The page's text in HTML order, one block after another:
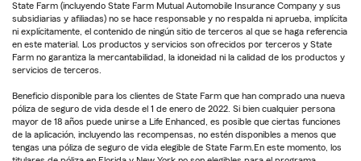
State Farm (incluyendo State Farm Mutual Automobile Insurance Company y sus
subsidiarias y afiliadas) no se hace responsable y no respalda ni aprueba, implícita
ni explícitamente, el contenido de ningún sitio de terceros al que se haga referencia
en este material. Los productos y servicios son ofrecidos por terceros y State
Farm no garantiza la mercantabilidad, la idoneidad ni la calidad de los productos y
servicios de terceros.
Beneficio disponible para los clientes de State Farm que han comprado una nueva
póliza de seguro de vida desde el 1 de enero de 2022. Si bien cualquier persona
mayor de 18 años puede unirse a Life Enhanced, es posible que ciertas funciones
de la aplicación, incluyendo las recompensas, no estén disponibles a menos que
tengas una póliza de seguro de vida elegible de State Farm.En este momento, los